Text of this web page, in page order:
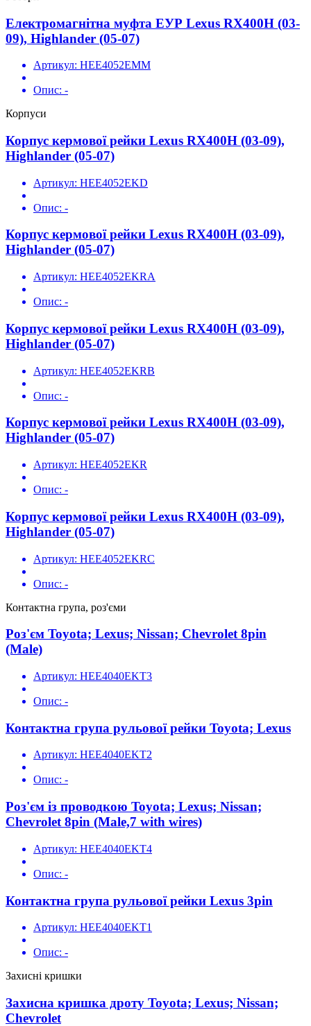
Електромагнітна муфта ЕУР Lexus RX400H (03-
09), Highlander (05-07)
Артикул: HEE4052EMM
Опис: -
Корпуси
Корпус кермової рейки Lexus RX400H (03-09),
Highlander (05-07)
Артикул: HEE4052EKD
Опис: -
Корпус кермової рейки Lexus RX400H (03-09),
Highlander (05-07)
Артикул: HEE4052EKRA
Опис: -
Корпус кермової рейки Lexus RX400H (03-09),
Highlander (05-07)
Артикул: HEE4052EKRB
Опис: -
Корпус кермової рейки Lexus RX400H (03-09),
Highlander (05-07)
Артикул: HEE4052EKR
Опис: -
Корпус кермової рейки Lexus RX400H (03-09),
Highlander (05-07)
Артикул: HEE4052EKRC
Опис: -
Контактна група, роз'єми
Роз'єм Toyota; Lexus; Nissan; Chevrolet 8pin
(Male)
Артикул: HEE4040EKT3
Опис: -
Контактна група рульової рейки Toyota; Lexus
Артикул: HEE4040EKT2
Опис: -
Роз'єм із проводкою Toyota; Lexus; Nissan;
Chevrolet 8pin (Male,7 with wires)
Артикул: HEE4040EKT4
Опис: -
Контактна група рульової рейки Lexus 3pin
Артикул: HEE4040EKT1
Опис: -
Захисні кришки
Захисна кришка дроту Toyota; Lexus; Nissan;
Chevrolet